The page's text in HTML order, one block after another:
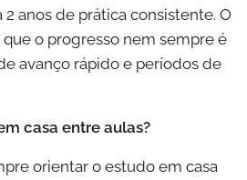
anos de prática consistente. O
o progresso nem sempre é
avanço rápido e períodos de
casa entre aulas?
orientar o estudo em casa